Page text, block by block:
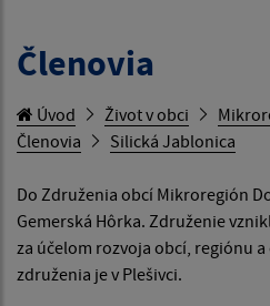
Členovia
Úvod Život v obci
Členovia
Silická Jablonica
Do Združenia obcí Mikroregión
Gemerská Hôrka. Združenie
za účelom rozvoja obcí, regiónu
združenia je v Plešivci.